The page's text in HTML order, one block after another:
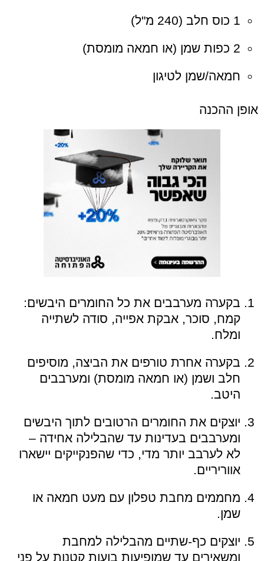
1 כוס חלב (240 מ"ל)
2 כפות שמן (או חמאה מומסת)
חמאה/שמן לטיגון
אופן ההכנה
בקערה מערבבים את כל החומרים היבשים:
קמח, סוכר, אבקת אפייה, סודה לשתייה
ומלח.
בקערה אחרת טורפים את הביצה, מוסיפים
חלב ושמן (או חמאה מומסת) ומערבבים
היטב.
יוצקים את החומרים הרטובים לתוך היבשים
ומערבבים בעדינות עד שהבלילה אחידה –
לא לערבב יותר מדי, כדי שהפנקייקים יישארו
אווריריים.
מחממים מחבת טפלון עם מעט חמאה או
שמן.
יוצקים כף-שתיים מהבלילה למחבת
ומשאירים עד שמופיעות בועות קטנות על פני